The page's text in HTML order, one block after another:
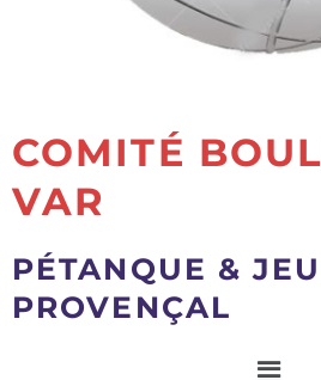
COMITÉ
VAR
PÉTANQUE & JEU
PROVENÇAL